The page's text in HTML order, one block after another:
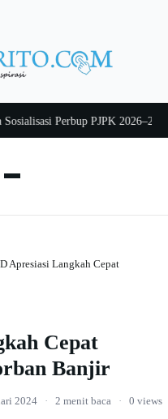
Perbup PJPK 2026–2030
Apresiasi Langkah Cepat
Cepat
Banjir
2024 · 2 menit baca · 0 views